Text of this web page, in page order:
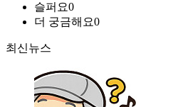
슬퍼요0
더 궁금해요0
최신뉴스